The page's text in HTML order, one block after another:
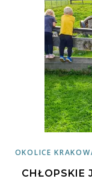
OKOLICE
CHŁOPSKIE